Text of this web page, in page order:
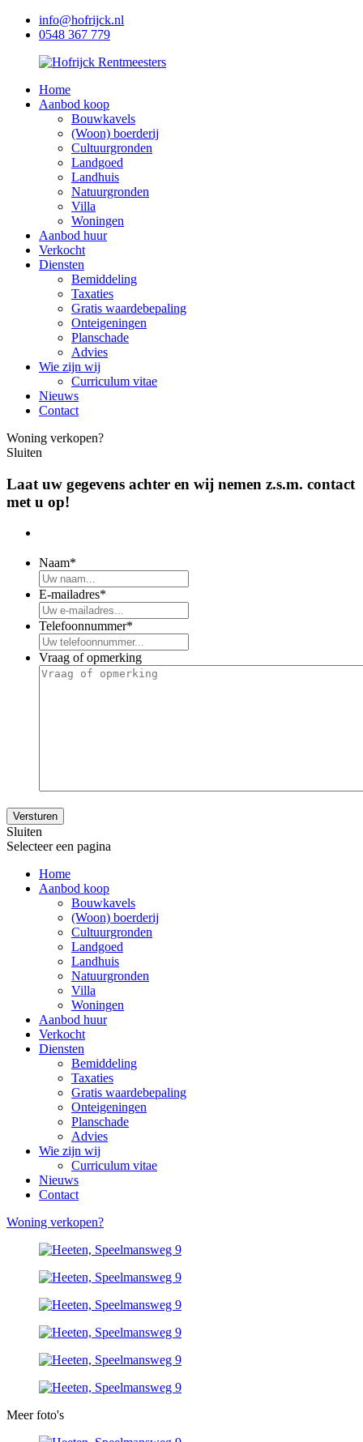
info@hofrijck.nl
0548 367 779
Home
Aanbod koop
Bouwkavels
(Woon) boerderij
Cultuurgronden
Landgoed
Landhuis
Natuurgronden
Villa
Woningen
Aanbod huur
Verkocht
Diensten
Bemiddeling
Taxaties
Gratis waardebepaling
Onteigeningen
Planschade
Advies
Wie zijn wij
Curriculum vitae
Nieuws
Contact
Woning verkopen?
Sluiten
Laat uw gegevens achter en wij nemen z.s.m. contact
met u op!
Naam*
E-mailadres*
Telefoonnummer*
Vraag of opmerking
Sluiten
Selecteer een pagina
Home
Aanbod koop
Bouwkavels
(Woon) boerderij
Cultuurgronden
Landgoed
Landhuis
Natuurgronden
Villa
Woningen
Aanbod huur
Verkocht
Diensten
Bemiddeling
Taxaties
Gratis waardebepaling
Onteigeningen
Planschade
Advies
Wie zijn wij
Curriculum vitae
Nieuws
Contact
Woning verkopen?
Meer foto's